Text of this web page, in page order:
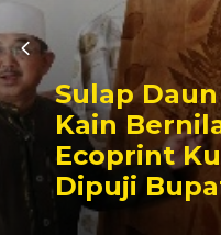
Duet
Katamso
Sembako
Kebakaran